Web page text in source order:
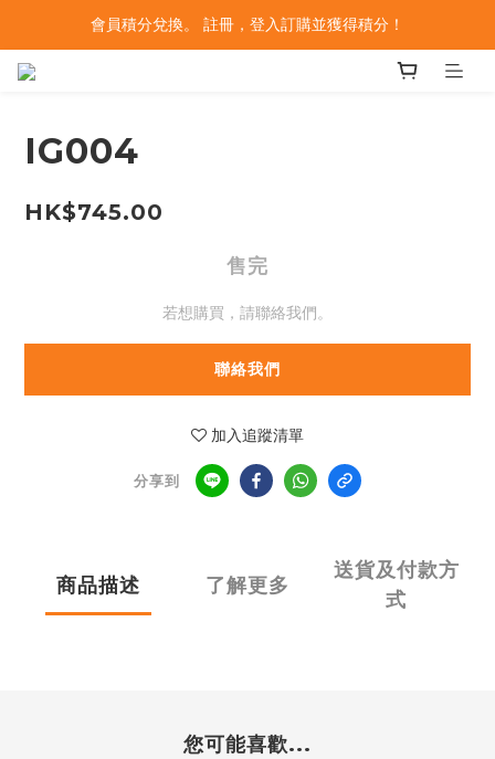
會員積分兌換。 註冊，登入訂購並獲得積分！
IG004
HK$745.00
售完
若想購買，請聯絡我們。
聯絡我們
加入追蹤清單
分享到
商品描述 了解更多
送貨及付款方
式
您可能喜歡...